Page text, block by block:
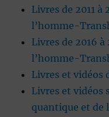
Livres de 2011
l’homme-
Livres de 2016
l’homme-
Livres et vidéos
Livres et vidéos
quantique et de